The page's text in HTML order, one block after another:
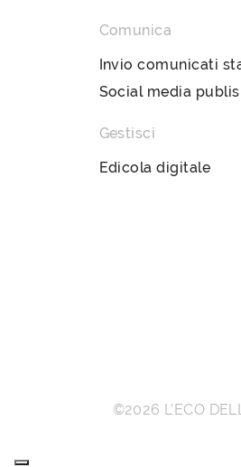
Comunica
Invio comunicati
Social media
Gestisci
Edicola digitale
©2026 L’ECO